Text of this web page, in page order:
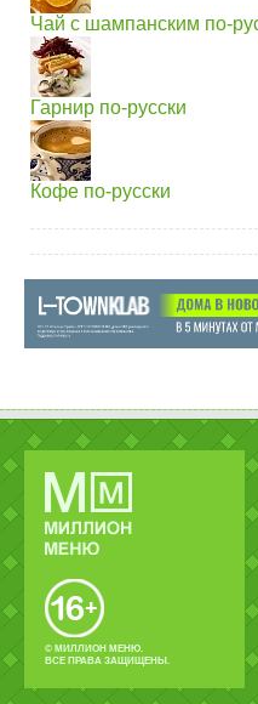
Чай с шампанским по-
Гарнир по-русски
Кофе по-русски
© МИЛЛИОН МЕНЮ.
ВСЕ ПРАВА ЗАЩИЩЕНЫ.